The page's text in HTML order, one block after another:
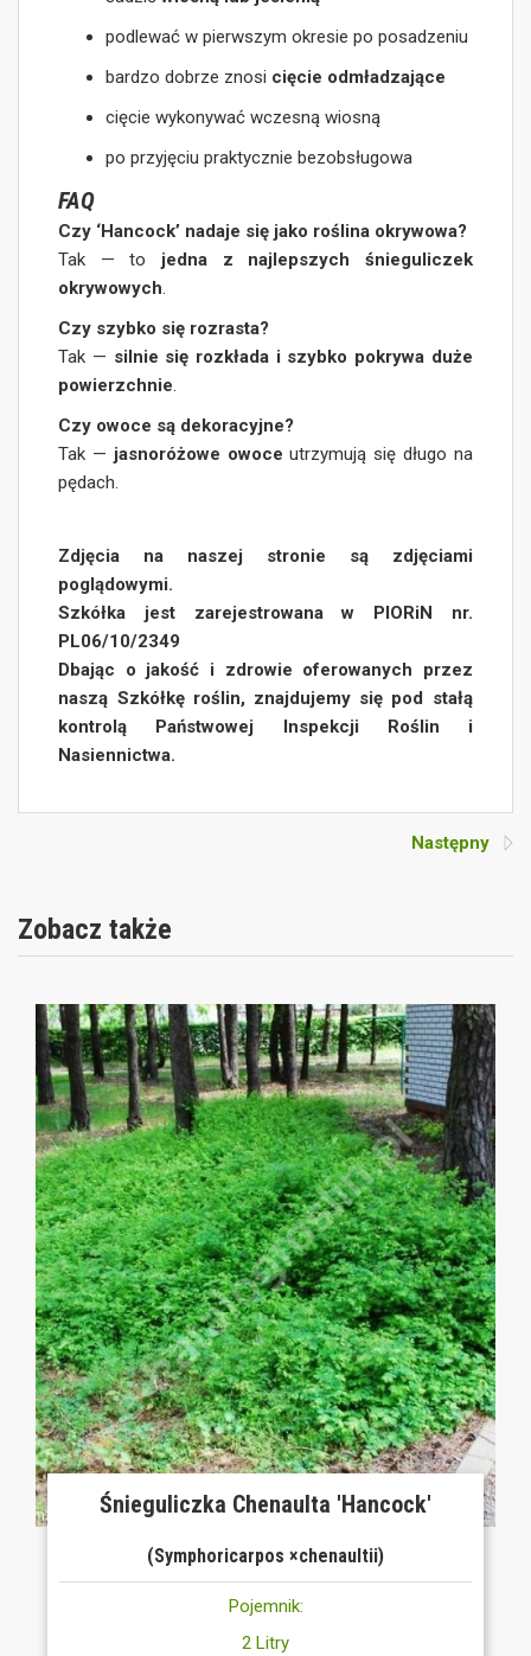
podlewać w pierwszym okresie po posadzeniu
bardzo dobrze znosi cięcie odmładzające
cięcie wykonywać wczesną wiosną
po przyjęciu praktycznie bezobsługowa
FAQ
Czy ‘Hancock’ nadaje się jako roślina okrywowa?
Tak — to jedna z najlepszych śnieguliczek
okrywowych.
Czy szybko się rozrasta?
Tak — silnie się rozkłada i szybko pokrywa duże
powierzchnie.
Czy owoce są dekoracyjne?
Tak — jasnoróżowe owoce utrzymują się długo na
pędach.
Zdjęcia na naszej stronie są zdjęciami
poglądowymi.
Szkółka jest zarejestrowana w PIORiN nr.
PL06/10/2349
Dbając o jakość i zdrowie oferowanych przez
naszą Szkółkę roślin, znajdujemy się pod stałą
kontrolą Państwowej Inspekcji Roślin i
Nasiennictwa.
Następny
Zobacz także
Śnieguliczka Chenaulta 'Hancock'
(Symphoricarpos ×chenaultii)
Pojemnik:
2 Litry